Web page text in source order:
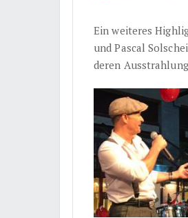
Ein weiteres
und Pascal
deren